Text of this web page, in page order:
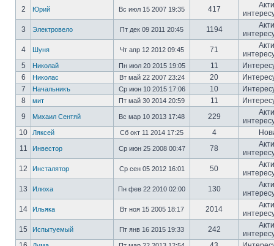
2
Юрий Вс июл 15 2007 19:35 417
3
Электровело Пт дек 09 2011 20:45 1194
4
Шуня Чт апр 12 2012 09:45 71
5
Николай Пн июл 20 2015 19:05 11
6
Николас Вт май 22 2007 23:24 20
7
Начальникъ Ср июн 10 2015 17:06 10
8
мит Пт май 30 2014 20:59 11
9
Михаил Сентяй Вс мар 10 2013 17:48 229
10
Ляксей Сб окт 11 2014 17:25 4
11
Инвестор Ср июн 25 2008 00:47 78
12
Инсталятор Ср сен 05 2012 16:01 50
13
Илюха Пн фев 22 2010 02:00 130
14
Ильяка Вт ноя 15 2005 18:17 2014
15
Испытуемый Пт янв 16 2015 19:33 242